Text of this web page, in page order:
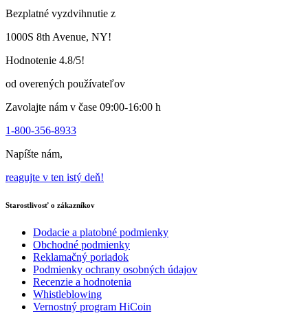
si
vybrať
stránke
produktu
Bezplatné vyzdvihnutie z
1000S 8th Avenue, NY!
Hodnotenie 4.8/5!
od overených používateľov
Zavolajte nám v čase 09:00-16:00 h
1-800-356-8933
Napíšte nám,
reagujte v ten istý deň!
Starostlivosť o zákazníkov
Dodacie a platobné podmienky
Obchodné podmienky
Reklamačný poriadok
Podmienky ochrany osobných údajov
Recenzie a hodnotenia
Whistleblowing
Vernostný program HiCoin